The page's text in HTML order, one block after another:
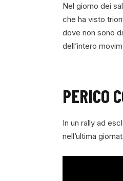
Nel giorno dei
che ha visto
dove non sono
dell’intero
PERICO
In un rally ad
nell’ultima